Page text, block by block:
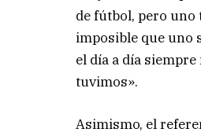
de fútbol, pero uno
imposible que uno
el día a día
tuvimos».
Asimismo, el